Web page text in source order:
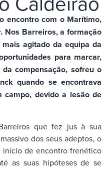
encontro com o Marítimo,
Nos Barreiros, a formação
agitado da equipa da
para marcar,
compensação, sofreu o
quando se encontrava
campo, devido a lesão de
que fez jus à sua
dos seus adeptos, o
início de encontro frenético
as suas hipóteses de se